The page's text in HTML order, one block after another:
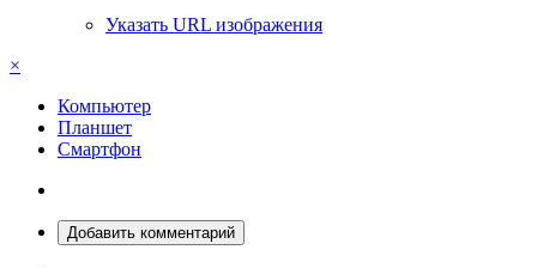
Указать URL изображения
×
Компьютер
Планшет
Смартфон
Добавить комментарий